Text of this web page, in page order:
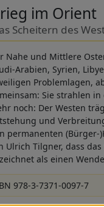
im Orient
Scheitern des
Nahe und Mittlere
Arabien, Syrien,
Problemlagen,
Sie strahlen
noch: Der Westen
und
permanenten (Bürger-
Ulrich Tilgner, dass
als einen
978-3-7371-0097-7